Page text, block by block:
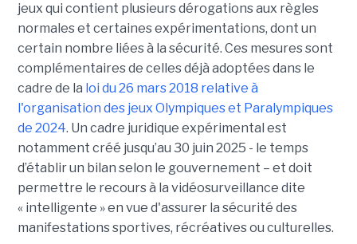
jeux qui contient plusieurs dérogations aux règles
normales et certaines expérimentations, dont un
certain nombre liées à la sécurité. Ces mesures sont
complémentaires de celles déjà adoptées dans le
cadre de la loi du 26 mars 2018 relative à
l'organisation des jeux Olympiques et Paralympiques
de 2024. Un cadre juridique expérimental est
notamment créé jusqu’au 30 juin 2025 - le temps
d’établir un bilan selon le gouvernement – et doit
permettre le recours à la vidéosurveillance dite
« intelligente » en vue d'assurer la sécurité des
manifestations sportives, récréatives ou culturelles.